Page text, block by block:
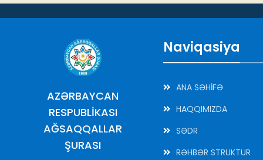
AZƏRBAYCAN
RESPUBLİKASI
AĞSAQQALLAR
ŞURASI
Naviqasiya
ANA SƏHİFƏ
HAQQIMIZDA
SƏDR
RƏHBƏR STRUKTUR